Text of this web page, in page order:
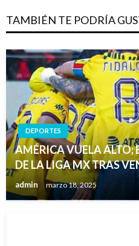
TAMBIÉN TE PODRÍA
DEPORTES
AMÉRICA VUELA ALTO;
DE LA LIGA MX TRAS
admin marzo 18, 2025